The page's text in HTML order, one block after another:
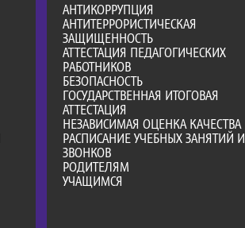
АНТИКОРРУПЦИЯ
АНТИТЕРРОРИСТИЧЕСКАЯ
ЗАЩИЩЕННОСТЬ
АТТЕСТАЦИЯ ПЕДАГОГИЧЕСКИХ
РАБОТНИКОВ
БЕЗОПАСНОСТЬ
ГОСУДАРСТВЕННАЯ ИТОГОВАЯ
АТТЕСТАЦИЯ
НЕЗАВИСИМАЯ ОЦЕНКА КАЧЕСТВА
РАСПИСАНИЕ УЧЕБНЫХ ЗАНЯТИЙ И
ЗВОНКОВ
РОДИТЕЛЯМ
УЧАЩИМСЯ